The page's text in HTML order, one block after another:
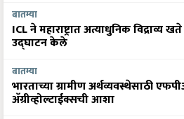
बातम्या
ICL ने महाराष्ट्रात अत्याधुनिक विद्राव्य
उद्घाटन केले
बातम्या
भारताच्या ग्रामीण अर्थव्यवस्थेसाठी
अ‍ॅग्रीव्होल्टाईक्सची आशा